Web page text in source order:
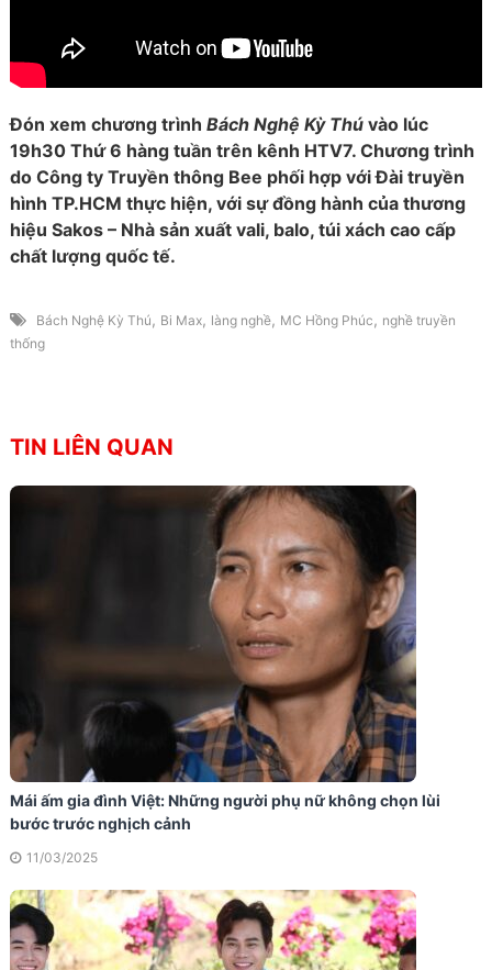
Đón xem chương trình Bách Nghệ Kỳ Thúvào lúc
19h30 Thứ 6 hàng tuần trên kênh HTV7. Chương trình
do Công ty Truyền thông Bee phối hợp với Đài truyền
hình TP.HCM thực hiện, với sự đồng hành của thương
hiệu Sakos – Nhà sản xuất vali, balo, túi xách cao cấp
chất lượng quốc tế.
Bách Nghệ Kỳ Thú , Bi Max, làng nghề, MC Hồng Phúc , nghề truyền
thống
TIN LIÊN QUAN
Mái ấm gia đình Việt: Những người phụ nữ không chọn lùi
bước trước nghịch cảnh
11/03/2025